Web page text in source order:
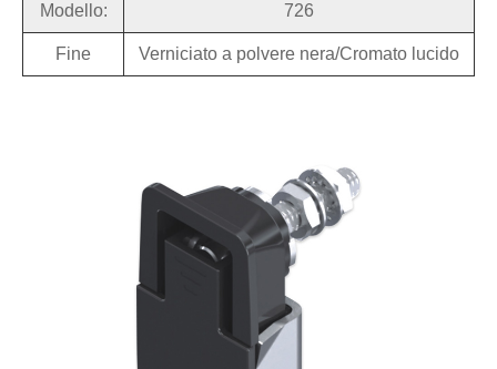
Modello: 726
Fine Verniciato a polvere nera/Cromato lucido